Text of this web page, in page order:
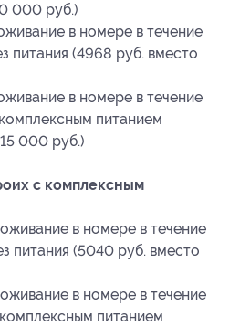
000 руб.)
в номере в течение
питания (4968 руб. вместо
в номере в течение
питанием
000 руб.)
с комплексным
в номере в течение
питания (5040 руб. вместо
в номере в течение
питанием